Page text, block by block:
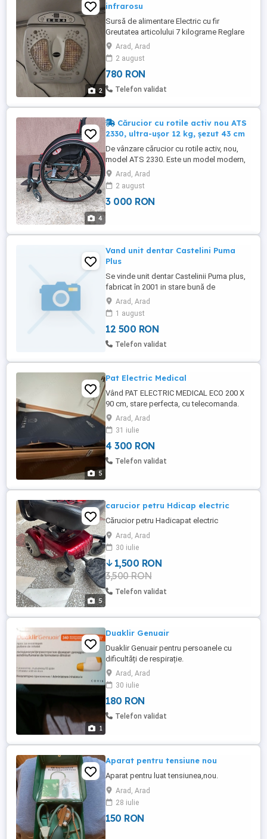
2
infrarosu
Sursă de alimentare Electric cu fir
Greutatea articolului 7 kilograme Reglare
individuală: 15 niveluri de masaj, 7 niveluri
de infraroșu, 3 niveluri de timp (10, 20 sau
30 de minute), telecomandă Masaj
intensiv tonifiere și relaxare Cu tehnica
dovedită de reflexoterapie și
Arad, Arad
2 august
780 RON
Telefon validat
4
Cărucior cu rotile activ nou ATS
2330, ultra-ușor 12 kg, șezut 43 cm
De vânzare cărucior cu rotile activ, nou,
model ATS 2330. Este un model modern,
cu dimensiuni ultra-compacte, ideal
pentru persoane active care desfășoară
activități zilnice intense. Caracteristici
Principale: Structură ușoară: Greutate
Arad, Arad
2 august
3 000 RON
Vand unit dentar Castelini Puma
Plus
Se vinde unit dentar Castelinii Puma plus,
fabricat în 2001 in stare bună de
funcționare. A fost utilizat cu regularitate
și întreținut corespunzător. Motivul
vânzării: achiziționarea unui model nou. -
Scaunul se poate vedea in Arad fiind
demontat , infoliat si așezat pe europalet,
Arad, Arad
1 august
12 500 RON
Telefon validat
5
Pat Electric Medical
Vând PAT ELECTRIC MEDICAL ECO 200 X
90 cm, stare perfecta, cu telecomanda.
Este dotat cu saltea antiescară
impermeabilă. Roti cu frane de blocare, cu
grilaje laterale din lemn natur, reglabile.
Înălțime reglabilă 38-82 cm. Greutate
maxima sustinuta: 185 kg Este prevazut cu
Arad, Arad
31 iulie
4 300 RON
Telefon validat
5
carucior petru Hdicap electric
Cărucior petru Hadicapat electric
Arad, Arad
30 iulie
1,500 RON
3,500 RON
Telefon validat
1
Duaklir Genuair
Duaklir Genuair pentru persoanele cu
dificultăți de respirație.
Arad, Arad
30 iulie
180 RON
Telefon validat
Aparat pentru tensiune nou
Aparat pentru luat tensiunea,nou.
Arad, Arad
28 iulie
150 RON